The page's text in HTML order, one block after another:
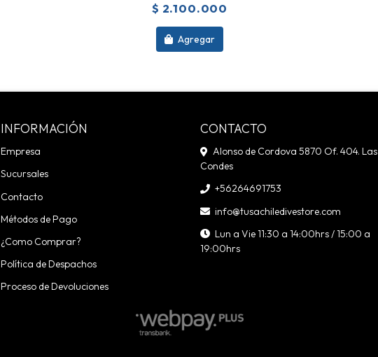
$ 2.100.000
Agregar
INFORMACIÓN
Empresa
Sucursales
Contacto
Métodos de Pago
¿Como Comprar?
Política de Despachos
Proceso de Devoluciones
CONTACTO
Alonso de Cordova 5870 Of. 404. Las
Condes
+56264691753
info@tusachiledivestore.com
Lun a Vie 11:30 a 14:00hrs / 15:00 a
19:00hrs